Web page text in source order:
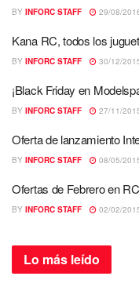
BY INFORC STAFF 29/08/
Kana RC, todos los
BY INFORC STAFF 30/12/
¡Black Friday en
BY INFORC STAFF 27/11/
Oferta de lanzamiento
BY INFORC STAFF 08/05/
Ofertas de Febrero en
BY INFORC STAFF 02/02/
Lo más leído